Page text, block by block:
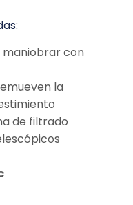
maniobrar con
la
de filtrado